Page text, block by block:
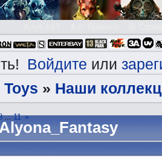
Войдите или
» Наши
… 11 »